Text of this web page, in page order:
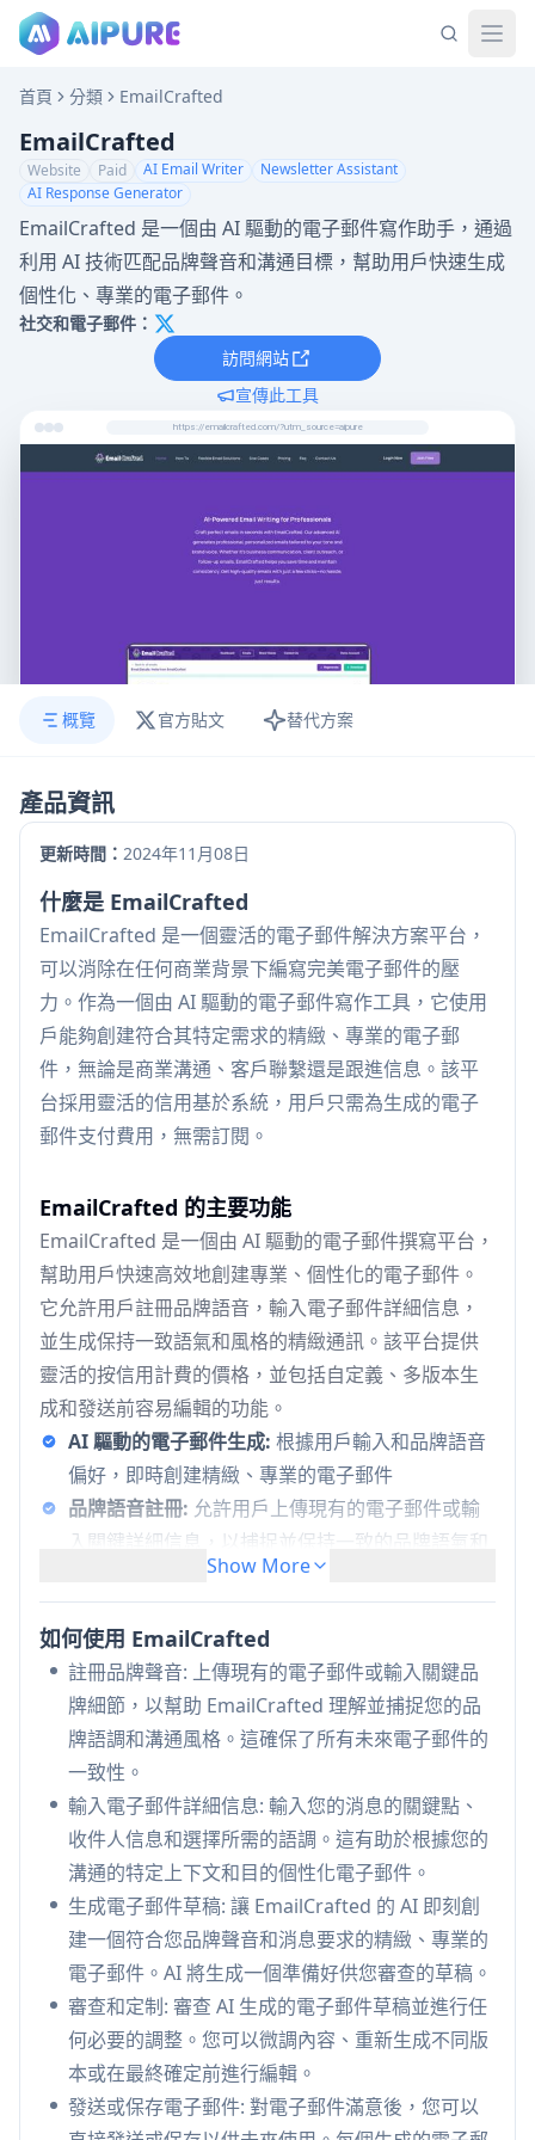
首頁 分類 EmailCrafted
EmailCrafted
Website Paid AI Email Writer
Newsletter Assistant
AI Response Generator
EmailCrafted 是一個由 AI 驅動的電子郵件寫作助手，通過
利用 AI 技術匹配品牌聲音和溝通目標，幫助用戶快速生成
個性化、專業的電子郵件。
社交和電子郵件：
訪問網站
宣傳此工具
https://emailcrafted.com/?utm_source=aipure
概覽 官方貼文 替代方案
產品資訊
更新時間： 2024年11月08日
什麼是 EmailCrafted
EmailCrafted 是一個靈活的電子郵件解決方案平台，
可以消除在任何商業背景下編寫完美電子郵件的壓
力。作為一個由 AI 驅動的電子郵件寫作工具，它使用
戶能夠創建符合其特定需求的精緻、專業的電子郵
件，無論是商業溝通、客戶聯繫還是跟進信息。該平
台採用靈活的信用基於系統，用戶只需為生成的電子
郵件支付費用，無需訂閱。
EmailCrafted 的主要功能
EmailCrafted 是一個由 AI 驅動的電子郵件撰寫平台，
幫助用戶快速高效地創建專業、個性化的電子郵件。
它允許用戶註冊品牌語音，輸入電子郵件詳細信息，
並生成保持一致語氣和風格的精緻通訊。該平台提供
靈活的按信用計費的價格，並包括自定義、多版本生
成和發送前容易編輯的功能。
AI 驅動的電子郵件生成: 根據用戶輸入和品牌語音
偏好，即時創建精緻、專業的電子郵件
品牌語音註冊: 允許用戶上傳現有的電子郵件或輸
入關鍵詳細信息，以捕捉並保持一致的品牌語氣和
靈活的自定義:使用戶能夠微調生成的電子郵件，
創建多個版本，並在發送前進行調整
按需支付信用:提供靈活的按信用計費的價格系
統，無需訂閱要求，用戶只需支付所需的電子郵件
費用
EmailCrafted 的使用案例
商業專業溝通: 幫助忙碌的專業人士在與客戶、同
事和合作夥伴溝通時保持一致、專業的溝通，而無
需從頭開始起草
銷售和市場推廣: 使銷售團隊能夠生成定制的、吸
引人的電子郵件，提高回應率並幫助更快地達成交
易
自由職業者客戶管理: 協助自由職業者和顧問創建
精緻的電子郵件，用於提案、跟進和項目更新
優點
Show More
如何使用 EmailCrafted
註冊品牌聲音: 上傳現有的電子郵件或輸入關鍵品
牌細節，以幫助 EmailCrafted 理解並捕捉您的品
牌語調和溝通風格。這確保了所有未來電子郵件的
一致性。
輸入電子郵件詳細信息: 輸入您的消息的關鍵點、
收件人信息和選擇所需的語調。這有助於根據您的
溝通的特定上下文和目的個性化電子郵件。
生成電子郵件草稿: 讓 EmailCrafted 的 AI 即刻創
建一個符合您品牌聲音和消息要求的精緻、專業的
電子郵件。AI 將生成一個準備好供您審查的草稿。
審查和定制: 審查 AI 生成的電子郵件草稿並進行任
何必要的調整。您可以微調內容、重新生成不同版
本或在最終確定前進行編輯。
發送或保存電子郵件: 對電子郵件滿意後，您可以